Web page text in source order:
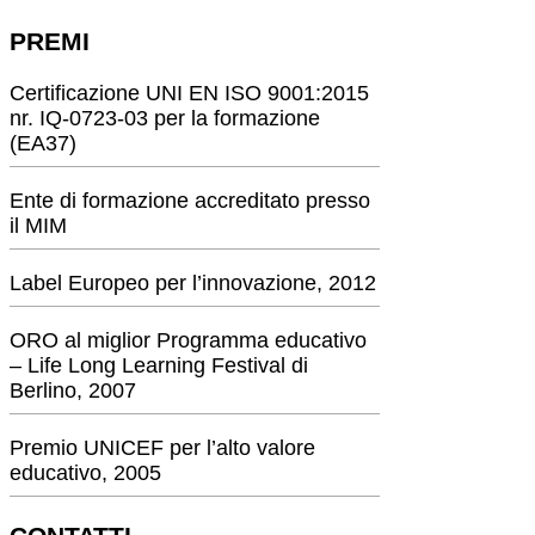
PREMI
Certificazione UNI EN ISO 9001:2015
nr. IQ-0723-03 per la formazione
(EA37)
Ente di formazione accreditato presso
il MIM
Label Europeo per l’innovazione, 2012
ORO al miglior Programma educativo
– Life Long Learning Festival di
Berlino, 2007
Premio UNICEF per l’alto valore
educativo, 2005